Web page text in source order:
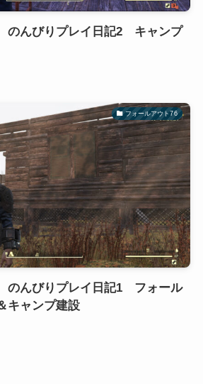
のんびりプレイ日記2 キャンプ
フォールアウト76
のんびりプレイ日記1 フォール
キャンプ建設